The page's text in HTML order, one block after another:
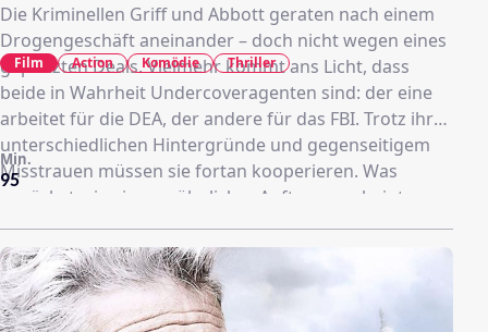
Die Kriminellen Griff und Abbott geraten nach einem
Drogengeschäft aneinander – doch nicht wegen eines
geplatzten Deals. Vielmehr kommt ans Licht, dass
beide in Wahrheit Undercoveragenten sind: der eine
arbeitet für die DEA, der andere für das FBI. Trotz ihrer
unterschiedlichen Hintergründe und gegenseitigem
Misstrauen müssen sie fortan kooperieren. Was
zunächst wie ein gewöhnlicher Auftrag erscheint,
nimmt eine drastische Wendung, als ein tödlicher
Scharfschütze sie ins Visier nimmt und in eine
gefährliche Falle lockt. Aus der Zusammenarbeit wird
ein Wettlauf ums Überleben.
95
Min.
Film Action Komödie Thriller